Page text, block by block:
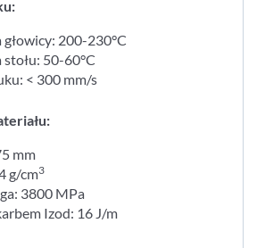
200-230°C
50-60°C
< 300 mm/s
mm
g/cm3
3800 MPa
Izod: 16 J/m